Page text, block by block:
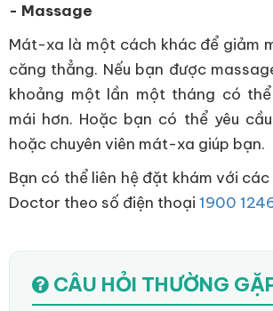
- Massage
Mát-xa là một cách khác để giảm
căng thẳng. Nếu bạn được
khoảng một lần một tháng có
mái hơn. Hoặc bạn có thể yêu
hoặc chuyên viên mát-xa giúp bạn.
Bạn có thể liên hệ đặt khám với
Doctor theo số điện thoại 1900
CÂU HỎI THƯỜNG